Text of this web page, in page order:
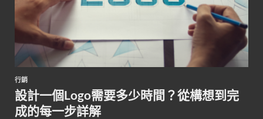
行銷
設計一個Logo需要多少時間？從構想到完
成的每一步詳解